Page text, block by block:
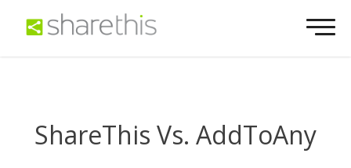
ShareThis Vs. AddToAny